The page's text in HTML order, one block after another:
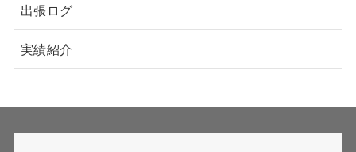
出張ログ
実績紹介